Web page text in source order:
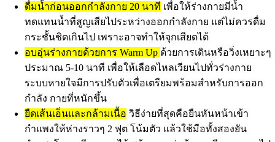
ดื่มน้ำก่อนออกกำลังกาย 20 นาที เพื่อให้ร่างกายมีน้ำ
ทดแทนน้ำที่สูญเสียไประหว่างออกกำลังกาย แต่ไม่ควรดื่ม
กระชั้นชิดเกินไป เพราะอาจทำให้จุกเสียดได้
อบอุ่นร่างกายด้วยการ Warm Up ด้วยการเดินหรือวิ่งเหยาะๆ
ประมาณ 5-10 นาที เพื่อให้เลือดไหลเวียนไปทั่วร่างกาย
ระบบหายใจมีการปรับตัวเพื่อเตรียมพร้อมสำหรับการออก
กำลัง กายที่หนักขึ้น
ยืดเส้นเอ็นและกล้ามเนื้อ วิธีง่ายที่สุดคือยืนหันหน้าเข้า
กำแพงให้ห่างราวๆ 2 ฟุต โน้มตัว แล้วใช้มือทั้งสองยัน